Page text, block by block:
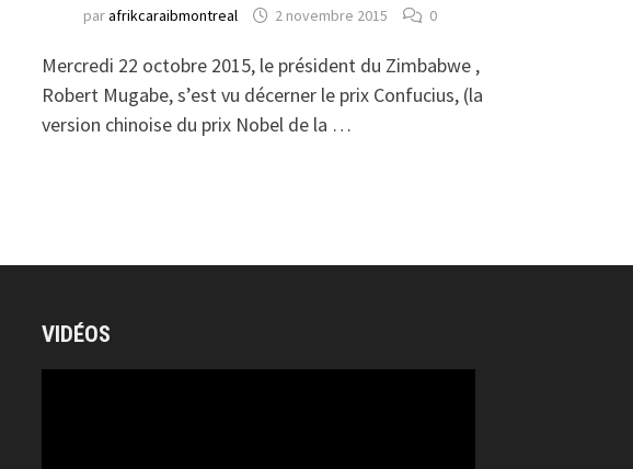
parafrikcaraibmontreal 2 novembre 2015 0
Mercredi 22 octobre 2015, le président du Zimbabwe ,
Robert Mugabe, s’est vu décerner le prix Confucius, (la
version chinoise du prix Nobel de la …
VIDÉOS